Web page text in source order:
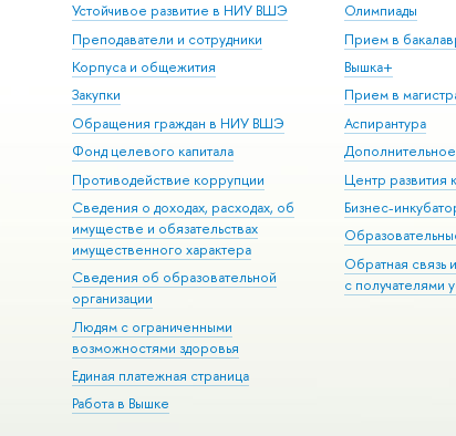
Устойчивое развитие в НИУ ВШЭ
Преподаватели и сотрудники
Корпуса и общежития
Закупки
Обращения граждан в НИУ ВШЭ
Фонд целевого капитала
Противодействие коррупции
Сведения о доходах, расходах, об
имуществе и обязательствах
имущественного характера
Сведения об образовательной
организации
Людям с ограниченными
возможностями здоровья
Единая платежная страница
Работа в Вышке
Олимпиады
Прием в
Вышка+
Прием в
Аспирантура
Центр развития
Бизнес-
Обратная связь
с получателями